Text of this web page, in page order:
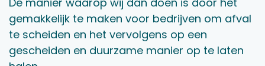
gemakkelijk te maken voor bedrijven om afval
te scheiden en het vervolgens op een
gescheiden en duurzame manier op te laten